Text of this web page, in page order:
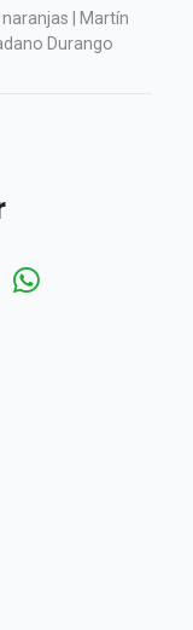
| Martín
Durango